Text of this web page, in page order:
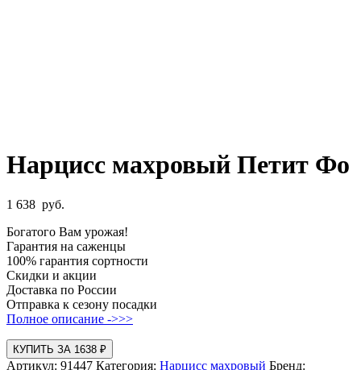
Нарцисс махровый Петит Фо
1 638 руб.
Богатого Вам урожая!
Гарантия на саженцы
100% гарантия сортности
Скидки и акции
Доставка по России
Отправка к сезону посадки
Полное описание ->>>
КУПИТЬ ЗА 1638 ₽
Артикул: 91447 Категория: Нарцисс махровый Бренд: